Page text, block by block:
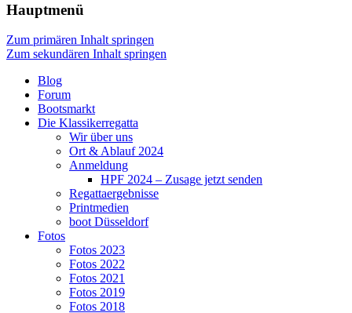
Hauptmenü
Zum primären Inhalt springen
Zum sekundären Inhalt springen
Blog
Forum
Bootsmarkt
Die Klassikerregatta
Wir über uns
Ort & Ablauf 2024
Anmeldung
HPF 2024 – Zusage jetzt senden
Regattaergebnisse
Printmedien
boot Düsseldorf
Fotos
Fotos 2023
Fotos 2022
Fotos 2021
Fotos 2019
Fotos 2018